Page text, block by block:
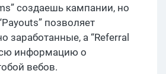
создаешь кампании, но
позволяет
заработанные, а “Referral
информацию о
вебов.